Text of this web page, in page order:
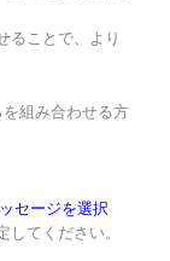
ることで、より
組み合わせる方
セージを選択
てください。